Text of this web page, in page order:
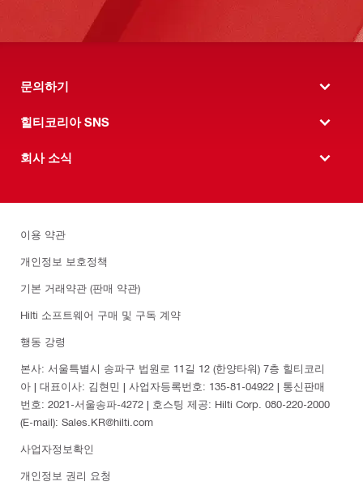
문의하기
힐티코리아 SNS
회사 소식
이용 약관
개인정보 보호정책
기본 거래약관 (판매 약관)
Hilti 소프트웨어 구매 및 구독 계약
행동 강령
본사: 서울특별시 송파구 법원로 11길 12 (한양타워) 7층 힐티코리
아 | 대표이사: 김현민 | 사업자등록번호: 135-81-04922 | 통신판매
번호: 2021-서울송파-4272 | 호스팅 제공: Hilti Corp. 080-220-2000
(E-mail): Sales.KR@hilti.com
사업자정보확인
개인정보 권리 요청